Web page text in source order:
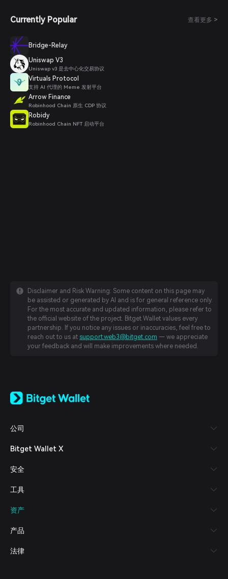
Currently Popular 查看更多 >
Bridge-Relay
Uniswap V3
Uniswap v3 是去中心化交易协议
Virtuals Protocol
支持 AI 代理的 Meme 发射平台
Arrow Finance
Robinhood Chain 原生 CDP 协议
Robidy
Robinhood Chain NFT 启动平台
Disclaimer and Risk Warning: Some content on this page may
be assisted or generated by AI and is for general reference only.
For the most accurate and updated information, please refer to
the official website of the project. Bitget Wallet values every
partnership. If you notice any issues or inaccuracies, feel free to
reach out to us at support.web3@bitget.com — we appreciate
your feedback and will make improvements where needed.
日本語
Español (Latinoamérica)
Italiano
Deutsch
繁體中文
Bahasa Indonesia
ภาษาไทย
العربية
हिन्दी
公司
Bitget Wallet X
安全
工具
资产
产品
法律